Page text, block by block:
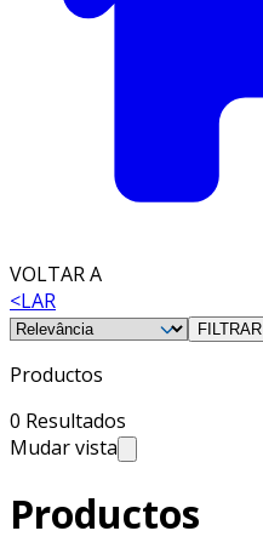
VOLTAR A
<LAR
FILTRAR
Productos
0 Resultados
Mudar vista
Productos